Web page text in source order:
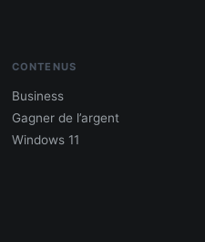
CONTENUS
Business
Gagner de l’argent
Windows 11